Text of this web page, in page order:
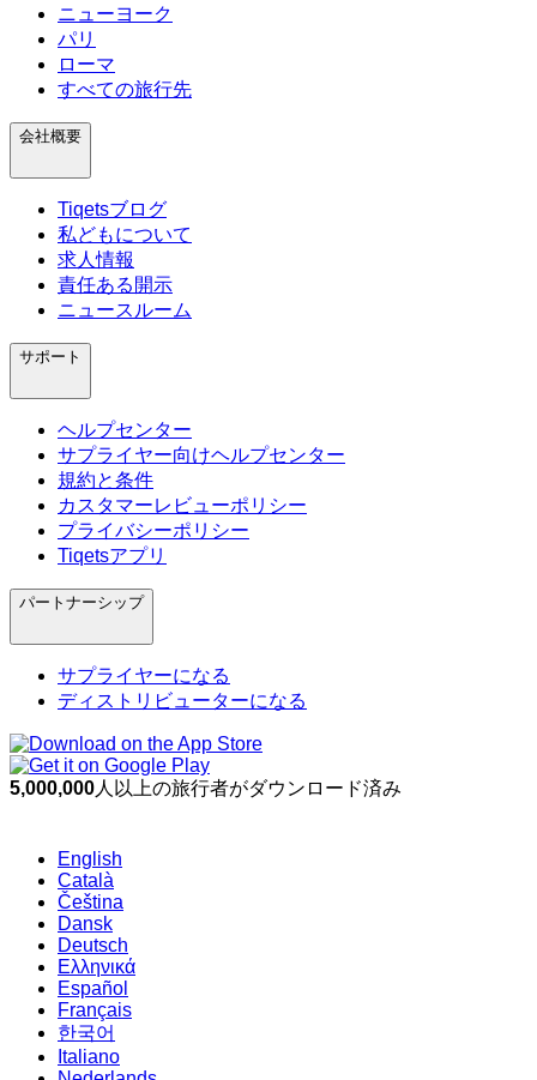
ニューヨーク
パリ
ローマ
すべての旅行先
会社概要
Tiqetsブログ
私どもについて
求人情報
責任ある開示
ニュースルーム
サポート
ヘルプセンター
サプライヤー向けヘルプセンター
規約と条件
カスタマーレビューポリシー
プライバシーポリシー
Tiqetsアプリ
パートナーシップ
サプライヤーになる
ディストリビューターになる
5,000,000人以上の旅行者がダウンロード済み
English
Català
Čeština
Dansk
Deutsch
Ελληνικά
Español
Français
한국어
Italiano